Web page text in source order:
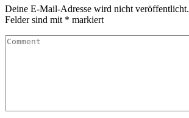
Deine E-Mail-Adresse wird nicht veröffentlicht.
Felder sind mit * markiert